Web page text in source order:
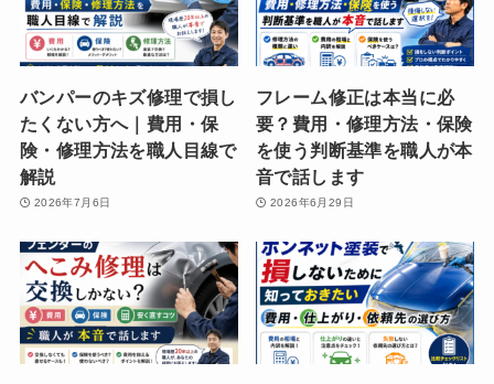
バンパーのキズ修理で損し
たくない方へ｜費用・保
険・修理方法を職人目線で
解説
2026年7月6日
フレーム修正は本当に必
要？費用・修理方法・保険
を使う判断基準を職人が本
音で話します
2026年6月29日